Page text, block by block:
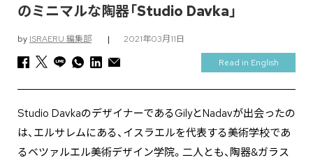
のミニマルな陶器「Studio Davka」
by ISRAERU 編集部 | 2021年03月11日
Read in English
Studio DavkaのデザイナーであるGilyとNadavが出会ったの
は、エルサレムにある、イスラエルを代表する美術学校であ
るベツァルエル美術デザイン学院。二人とも、陶器&ガラス